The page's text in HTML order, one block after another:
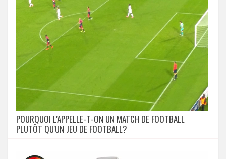
POURQUOI L'APPELLE-T-ON UN MATCH DE FOOTBALL
PLUTÔT QU'UN JEU DE FOOTBALL?